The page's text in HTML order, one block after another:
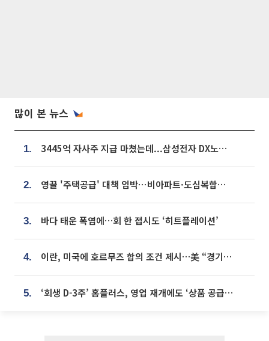
많이 본 뉴스
1. 3445억 자사주 지급 마쳤는데...삼성전자 DX노조, 뒤늦은 '떼쓰기 집회'
2. 영끌 '주택공급' 대책 임박⋯비아파트·도심복합까지 총동원
3. 바다 태운 폭염에…회 한 접시도 ‘히트플레이션’
4. 이란, 미국에 호르무즈 합의 조건 제시…美 “경기 아직 안 끝나” [종합]
5. ‘회생 D-3주’ 홈플러스, 영업 재개에도 ‘상품 공급망’ 복구가 생존 관건